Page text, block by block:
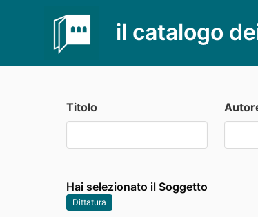
il catalogo
Titolo
Hai selezionato il Soggetto
Dittatura